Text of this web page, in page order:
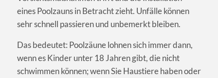
eines Poolzauns in Betracht zieht. Unfälle können
sehr schnell passieren und unbemerkt bleiben.
Das bedeutet: Poolzäune lohnen sich immer dann,
wenn es Kinder unter 18 Jahren gibt, die nicht
schwimmen können; wenn Sie Haustiere haben oder